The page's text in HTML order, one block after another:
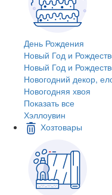
День Рождения
Новый Год и
Новый Год и
Новогодний декор,
Новогодняя хвоя
Показать все
Хэллоувин
Хозтовары